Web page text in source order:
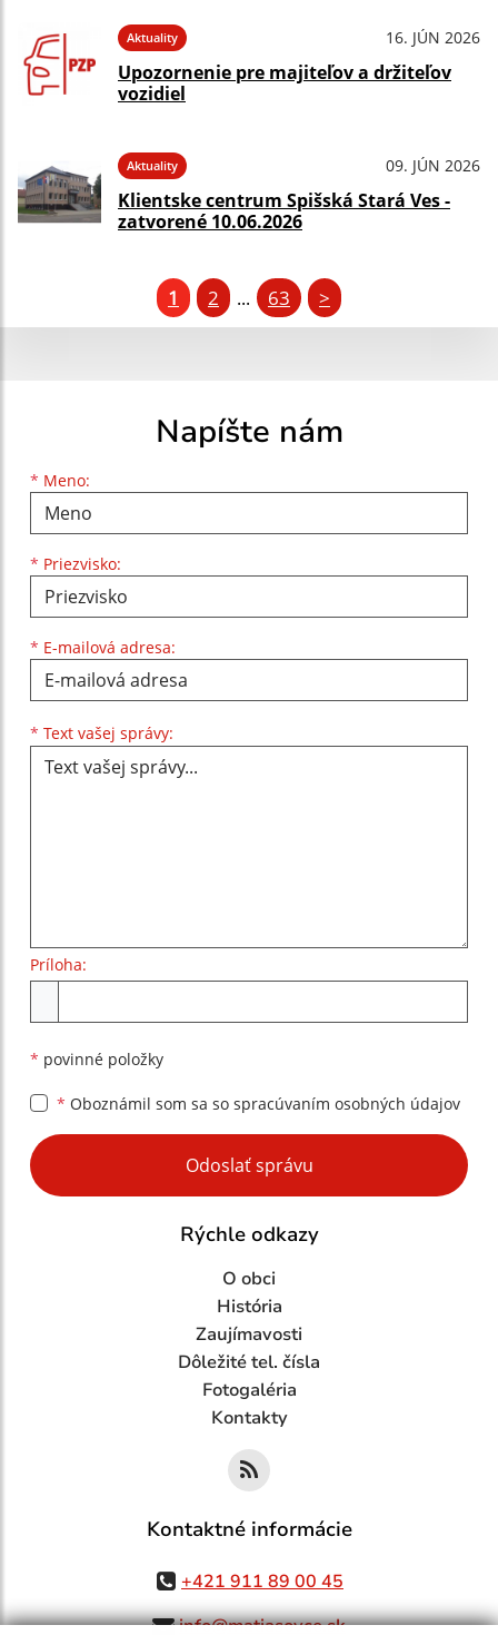
Aktuality 16. JÚN 2026
Upozornenie pre majiteľov a držiteľov
vozidiel
Aktuality 09. JÚN 2026
Klientske centrum Spišská Stará Ves -
zatvorené 10.06.2026
1 2 ... 63 >
Napíšte nám
* Meno:
Meno
* Priezvisko:
Priezvisko
* E-mailová adresa:
E-mailová adresa
* Text vašej správy:
Príloha:
* povinné položky
* Oboznámil som sa so spracúvaním osobných údajov
Google reCaptcha Response
Odoslať správu
Rýchle odkazy
O obci
História
Zaujímavosti
Dôležité tel. čísla
Fotogaléria
Kontakty
Kontaktné informácie
+421 911 89 00 45
info@matiasovce.sk